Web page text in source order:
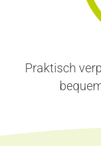
Praktisch